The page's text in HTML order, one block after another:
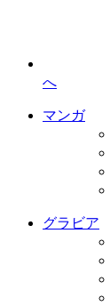
へ
マンガ
グラビア